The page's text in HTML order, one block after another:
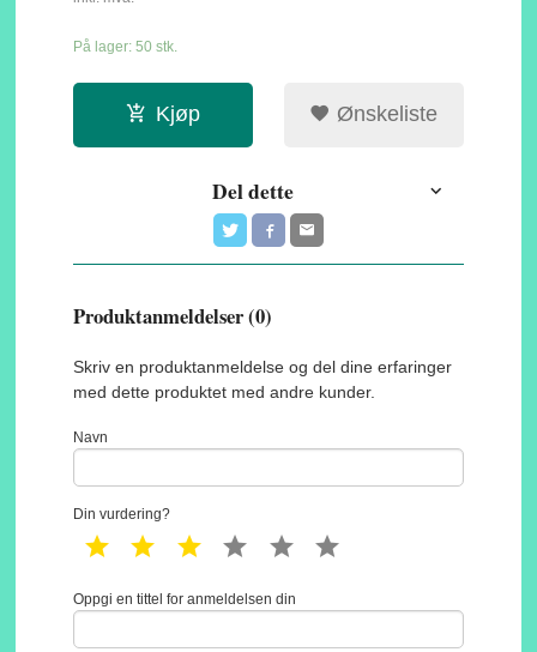
På lager: 50 stk.
Kjøp Ønskeliste
Del dette
Produktanmeldelser (0)
Skriv en produktanmeldelse og del dine erfaringer
med dette produktet med andre kunder.
Navn
Din vurdering?
1 star 2 star 3 star 4 star 5 star
Oppgi en tittel for anmeldelsen din